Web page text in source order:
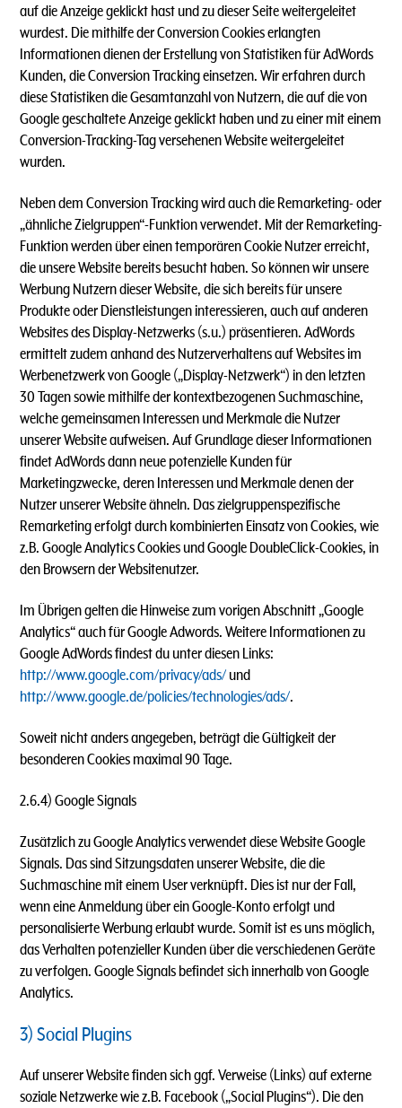
auf die Anzeige geklickt hast und zu dieser Seite weitergeleitet
wurdest. Die mithilfe der Conversion Cookies erlangten
Informationen dienen der Erstellung von Statistiken für AdWords
Kunden, die Conversion Tracking einsetzen. Wir erfahren durch
diese Statistiken die Gesamtanzahl von Nutzern, die auf die von
Google geschaltete Anzeige geklickt haben und zu einer mit einem
Conversion-Tracking-Tag versehenen Website weitergeleitet
wurden.
Neben dem Conversion Tracking wird auch die Remarketing- oder
„ähnliche Zielgruppen“-Funktion verwendet. Mit der Remarketing-
Funktion werden über einen temporären Cookie Nutzer erreicht,
die unsere Website bereits besucht haben. So können wir unsere
Werbung Nutzern dieser Website, die sich bereits für unsere
Produkte oder Dienstleistungen interessieren, auch auf anderen
Websites des Display-Netzwerks (s.u.) präsentieren. AdWords
ermittelt zudem anhand des Nutzerverhaltens auf Websites im
Werbenetzwerk von Google („Display-Netzwerk“) in den letzten
30 Tagen sowie mithilfe der kontextbezogenen Suchmaschine,
welche gemeinsamen Interessen und Merkmale die Nutzer
unserer Website aufweisen. Auf Grundlage dieser Informationen
findet AdWords dann neue potenzielle Kunden für
Marketingzwecke, deren Interessen und Merkmale denen der
Nutzer unserer Website ähneln. Das zielgruppenspezifische
Remarketing erfolgt durch kombinierten Einsatz von Cookies, wie
z.B. Google Analytics Cookies und Google DoubleClick-Cookies, in
den Browsern der Websitenutzer.
Im Übrigen gelten die Hinweise zum vorigen Abschnitt „Google
Analytics“ auch für Google Adwords. Weitere Informationen zu
Google AdWords findest du unter diesen Links:
http://www.google.com/privacy/ads/ und
http://www.google.de/policies/technologies/ads/.
Soweit nicht anders angegeben, beträgt die Gültigkeit der
besonderen Cookies maximal 90 Tage.
2.6.4) Google Signals
Zusätzlich zu Google Analytics verwendet diese Website Google
Signals. Das sind Sitzungsdaten unserer Website, die die
Suchmaschine mit einem User verknüpft. Dies ist nur der Fall,
wenn eine Anmeldung über ein Google-Konto erfolgt und
personalisierte Werbung erlaubt wurde. Somit ist es uns möglich,
das Verhalten potenzieller Kunden über die verschiedenen Geräte
zu verfolgen. Google Signals befindet sich innerhalb von Google
Analytics.
3) Social Plugins
Auf unserer Website finden sich ggf. Verweise (Links) auf externe
soziale Netzwerke wie z.B. Facebook („Social Plugins“). Die den